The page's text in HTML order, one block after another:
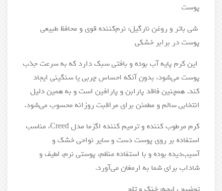
پوست
شی باتر و روغن نارگیل: نرم‌کننده قوی و محافظ طبیعی
پوست در برابر خشکی
این کرم پایه آب بوده و بافتی سبک دارد که به سرعت جذب
پوست می‌شود، بدون آنکه احساس چربی یا سنگینی ایجاد
کند. همچنین فاقد پارابن و پارافین است و به همین دلیل
انتخابی سالم و مطمئن برای مراقبت روزانه محسوب می‌شود.
کرم مرطوب کننده و ترمیم کننده اگزما مدل Creed، مناسب
استفاده بر روی پوست دست و سایر نواحی خشک و
آسیب‌دیده بوده و با استفاده منظم، پوستی نرم، لطیف و
شاداب برای شما به ارمغان می‌آورد.